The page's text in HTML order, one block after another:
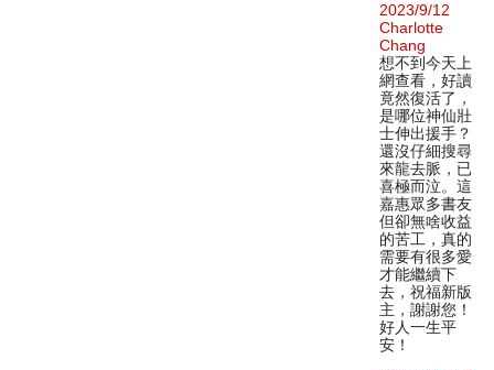
2023/9/12
Charlotte
Chang
想不到今天上
網查看，好讀
竟然復活了，
是哪位神仙壯
士伸出援手？
還沒仔細搜尋
來龍去脈，已
喜極而泣。這
嘉惠眾多書友
但卻無啥收益
的苦工，真的
需要有很多愛
才能繼續下
去，祝福新版
主，謝謝您！
好人一生平
安！